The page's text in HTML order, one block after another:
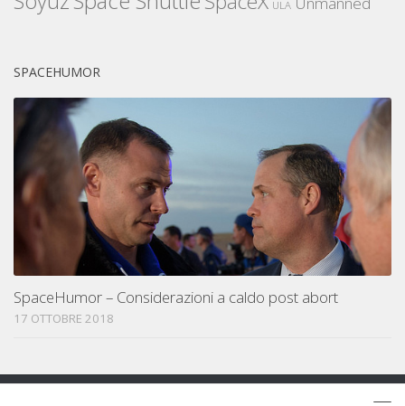
ULA
SPACEHUMOR
SpaceHumor – Considerazioni a caldo post abort
17 OTTOBRE 2018